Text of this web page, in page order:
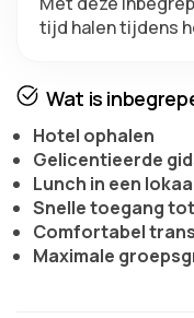
tijd halen tijdens
Wat is
Hotel ophalen
Gelicentieerde
Lunch in een
Snelle toegang
Comfortabel
Maximale